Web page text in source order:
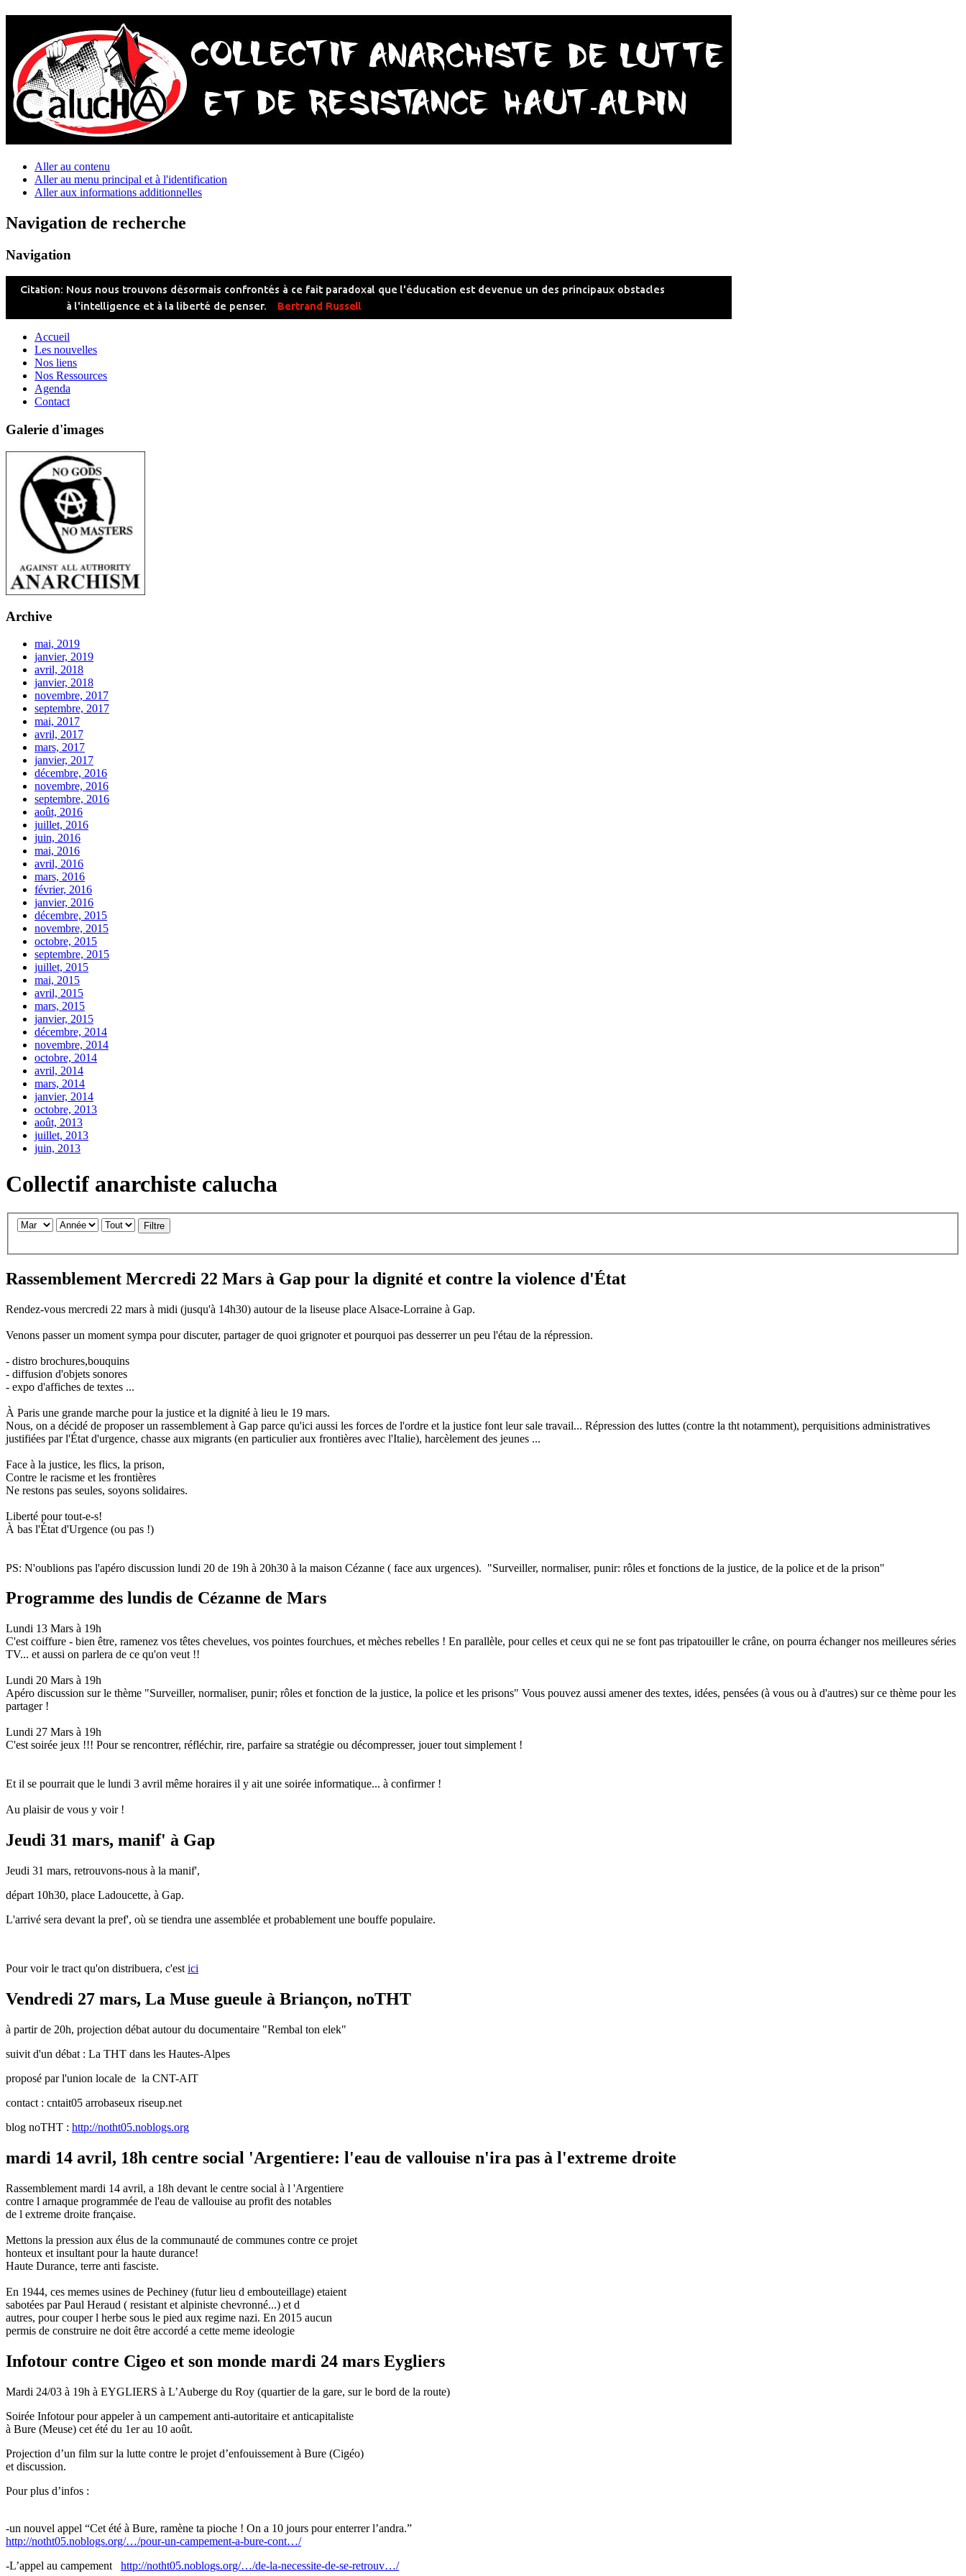
Aller au contenu
Aller au menu principal et à l'identification
Aller aux informations additionnelles
Navigation de recherche
Navigation
Accueil
Les nouvelles
Nos liens
Nos Ressources
Agenda
Contact
Galerie d'images
Archive
mai, 2019
janvier, 2019
avril, 2018
janvier, 2018
novembre, 2017
septembre, 2017
mai, 2017
avril, 2017
mars, 2017
janvier, 2017
décembre, 2016
novembre, 2016
septembre, 2016
août, 2016
juillet, 2016
juin, 2016
mai, 2016
avril, 2016
mars, 2016
février, 2016
janvier, 2016
décembre, 2015
novembre, 2015
octobre, 2015
septembre, 2015
juillet, 2015
mai, 2015
avril, 2015
mars, 2015
janvier, 2015
décembre, 2014
novembre, 2014
octobre, 2014
avril, 2014
mars, 2014
janvier, 2014
octobre, 2013
août, 2013
juillet, 2013
juin, 2013
Collectif anarchiste calucha
Filtre
Rassemblement Mercredi 22 Mars à Gap pour la dignité et contre la violence d'État
Rendez-vous mercredi 22 mars à midi (jusqu'à 14h30) autour de la liseuse place Alsace-Lorraine à Gap.
Venons passer un moment sympa pour discuter, partager de quoi grignoter et pourquoi pas desserrer un peu l'étau de la répression.
- distro brochures,bouquins
- diffusion d'objets sonores
- expo d'affiches de textes ...
À Paris une grande marche pour la justice et la dignité à lieu le 19 mars.
Nous, on a décidé de proposer un rassemblement à Gap parce qu'ici aussi les forces de l'ordre et la justice font leur sale travail... Répression des luttes (contre la tht notamment), perquisitions administratives
justifiées par l'État d'urgence, chasse aux migrants (en particulier aux frontières avec l'Italie), harcèlement des jeunes ...
Face à la justice, les flics, la prison,
Contre le racisme et les frontières
Ne restons pas seules, soyons solidaires.
Liberté pour tout-e-s!
À bas l'État d'Urgence (ou pas !)
PS: N'oublions pas l'apéro discussion lundi 20 de 19h à 20h30 à la maison Cézanne ( face aux urgences). "Surveiller, normaliser, punir: rôles et fonctions de la justice, de la police et de la prison"
Programme des lundis de Cézanne de Mars
Lundi 13 Mars à 19h
C'est coiffure - bien être, ramenez vos têtes chevelues, vos pointes fourchues, et mèches rebelles ! En parallèle, pour celles et ceux qui ne se font pas tripatouiller le crâne, on pourra échanger nos meilleures séries
TV... et aussi on parlera de ce qu'on veut !!
Lundi 20 Mars à 19h
Apéro discussion sur le thème "Surveiller, normaliser, punir; rôles et fonction de la justice, la police et les prisons" Vous pouvez aussi amener des textes, idées, pensées (à vous ou à d'autres) sur ce thème pour les
partager !
Lundi 27 Mars à 19h
C'est soirée jeux !!! Pour se rencontrer, réfléchir, rire, parfaire sa stratégie ou décompresser, jouer tout simplement !
Et il se pourrait que le lundi 3 avril même horaires il y ait une soirée informatique... à confirmer !
Au plaisir de vous y voir !
Jeudi 31 mars, manif' à Gap
Jeudi 31 mars, retrouvons-nous à la manif',
départ 10h30, place Ladoucette, à Gap.
L'arrivé sera devant la pref', où se tiendra une assemblée et probablement une bouffe populaire.
Pour voir le tract qu'on distribuera, c'est ici
Vendredi 27 mars, La Muse gueule à Briançon, noTHT
à partir de 20h, projection débat autour du documentaire "Rembal ton elek"
suivit d'un débat : La THT dans les Hautes-Alpes
proposé par l'union locale de la CNT-AIT
contact : cntait05 arrobaseux riseup.net
blog noTHT : http://notht05.noblogs.org
mardi 14 avril, 18h centre social 'Argentiere: l'eau de vallouise n'ira pas à l'extreme droite
Rassemblement mardi 14 avril, a 18h devant le centre social à l 'Argentiere
contre l arnaque programmée de l'eau de vallouise au profit des notables
de l extreme droite française.
Mettons la pression aux élus de la communauté de communes contre ce projet
honteux et insultant pour la haute durance!
Haute Durance, terre anti fasciste.
En 1944, ces memes usines de Pechiney (futur lieu d embouteillage) etaient
sabotées par Paul Heraud ( resistant et alpiniste chevronné...) et d
autres, pour couper l herbe sous le pied aux regime nazi. En 2015 aucun
permis de construire ne doit être accordé a cette meme ideologie
Infotour contre Cigeo et son monde mardi 24 mars Eygliers
Mardi 24/03 à 19h à EYGLIERS à L’Auberge du Roy (quartier de la gare, sur le bord de la route)
Soirée Infotour pour appeler à un campement anti-autoritaire et anticapitaliste
à Bure (Meuse) cet été du 1er au 10 août.
Projection d’un film sur la lutte contre le projet d’enfouissement à Bure (Cigéo)
et discussion.
Pour plus d’infos :
-un nouvel appel “Cet été à Bure, ramène ta pioche ! On a 10 jours pour enterrer l’andra.”
http://notht05.noblogs.org/…/pour-un-campement-a-bure-cont…/
-L’appel au campement http://notht05.noblogs.org/…/de-la-necessite-de-se-retrouv…/